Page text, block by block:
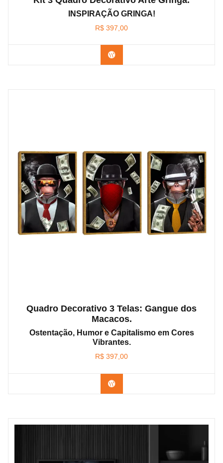
INSPIRAÇÃO GRINGA!
R$ 397,00
Confira os modelos
Quadro Decorativo 3 Telas: Gangue dos
Macacos.
Ostentação, Humor e Capitalismo em Cores
Vibrantes.
R$ 397,00
Confira os modelos